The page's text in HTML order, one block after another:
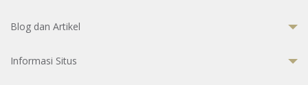
Blog dan Artikel
Informasi Situs